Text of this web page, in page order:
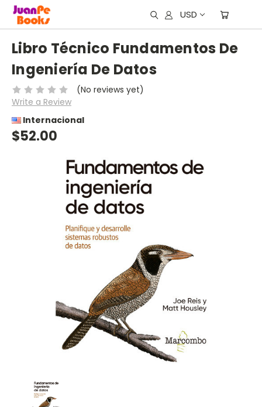
USD
Libro Técnico Fundamentos De
Ingeniería De Datos
(No reviews yet)
Write a Review
Internacional
$52.00